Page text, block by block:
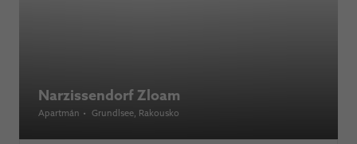
Narzissendorf Zloam
Apartmán • Grundlsee, Rakousko